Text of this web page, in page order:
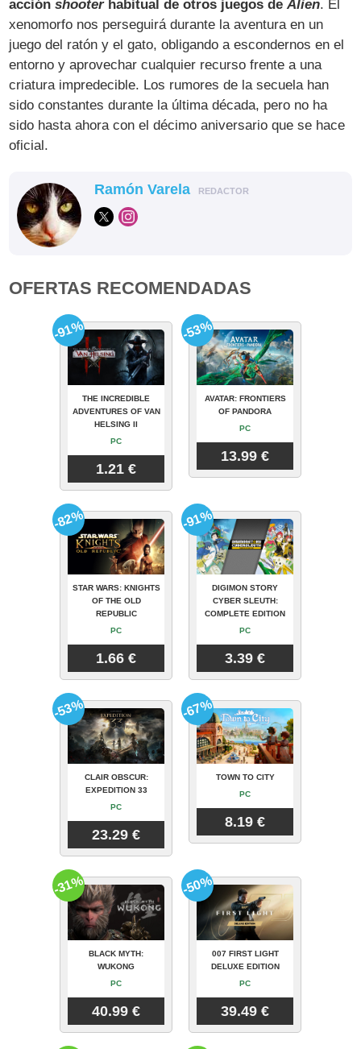
acciónshooterhabitual de otros juegos deAlien. El
xenomorfo nos perseguirá durante la aventura en un
juego del ratón y el gato, obligando a escondernos en el
entorno y aprovechar cualquier recurso frente a una
criatura impredecible. Los rumores de la secuela han
sido constantes durante la última década, pero no ha
sido hasta ahora con el décimo aniversario que se hace
oficial.
Ramón Varela REDACTOR
OFERTAS RECOMENDADAS
THE INCREDIBLE
ADVENTURES OF VAN
HELSING II
PC
1.21 €
-91%
AVATAR: FRONTIERS
OF PANDORA
PC
13.99 €
-53%
STAR WARS: KNIGHTS
OF THE OLD
REPUBLIC
PC
1.66 €
-82%
DIGIMON STORY
CYBER SLEUTH:
COMPLETE EDITION
PC
3.39 €
-91%
CLAIR OBSCUR:
EXPEDITION 33
PC
23.29 €
-53%
TOWN TO CITY
PC
8.19 €
-67%
BLACK MYTH:
WUKONG
PC
40.99 €
-31%
007 FIRST LIGHT
DELUXE EDITION
PC
39.49 €
-50%